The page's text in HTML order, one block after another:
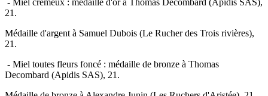
- Miel crémeux : médaille d'or à Thomas Decombard (Apidis SAS),
21.
Médaille d'argent à Samuel Dubois (Le Rucher des Trois rivières),
21.
- Miel toutes fleurs foncé : médaille de bronze à Thomas
Decombard (Apidis SAS), 21.